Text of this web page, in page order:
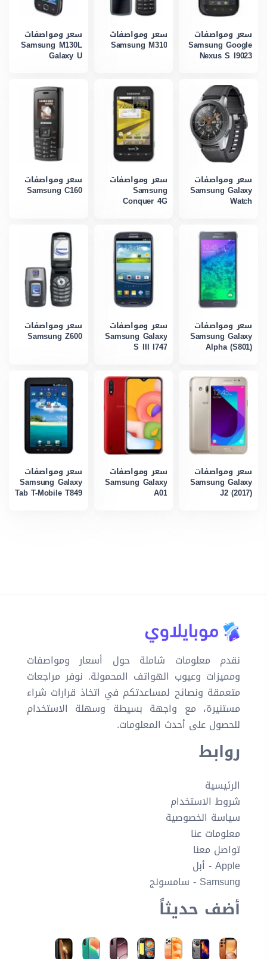
سعر ومواصفات
Samsung Google
Nexus S I9023
سعر ومواصفات
Samsung M310
سعر ومواصفات
Samsung M130L
Galaxy U
سعر ومواصفات
Samsung Galaxy
Watch
سعر ومواصفات
Samsung
Conquer 4G
سعر ومواصفات
Samsung C160
سعر ومواصفات
Samsung Galaxy
Alpha (S801)
سعر ومواصفات
Samsung Galaxy
S III I747
سعر ومواصفات
Samsung Z600
سعر ومواصفات
Samsung Galaxy
J2 (2017)
سعر ومواصفات
Samsung Galaxy
A01
سعر ومواصفات
Samsung Galaxy
Tab T-Mobile T849
نقدم معلومات شاملة حول أسعار ومواصفات
ومميزات وعيوب الهواتف المحمولة. نوفر مراجعات
متعمقة ونصائح لمساعدتكم في اتخاذ قرارات شراء
مستنيرة، مع واجهة بسيطة وسهلة الاستخدام
للحصول على أحدث المعلومات.
روابط
الرئيسية
شروط الاستخدام
سياسة الخصوصية
معلومات عنا
تواصل معنا
Apple - أبل
Samsung - سامسونج
أضف حديثاً